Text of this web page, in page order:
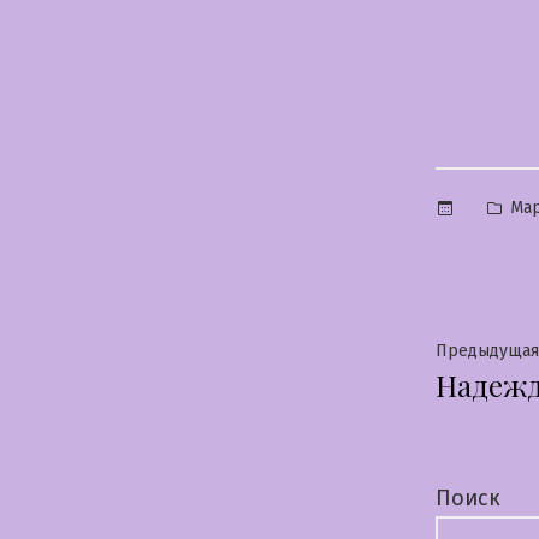
по
Предыдущая
Поиск